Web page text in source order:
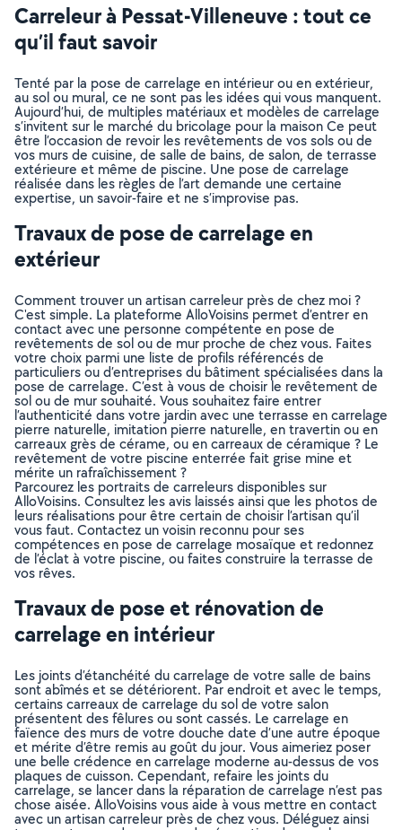
Carreleur à Pessat-Villeneuve : tout ce
qu’il faut savoir
Tenté par la pose de carrelage en intérieur ou en extérieur,
au sol ou mural, ce ne sont pas les idées qui vous manquent.
Aujourd’hui, de multiples matériaux et modèles de carrelage
s’invitent sur le marché du bricolage pour la maison Ce peut
être l’occasion de revoir les revêtements de vos sols ou de
vos murs de cuisine, de salle de bains, de salon, de terrasse
extérieure et même de piscine. Une pose de carrelage
réalisée dans les règles de l’art demande une certaine
expertise, un savoir-faire et ne s’improvise pas.
Travaux de pose de carrelage en
extérieur
Comment trouver un artisan carreleur près de chez moi ?
C'est simple. La plateforme AlloVoisins permet d’entrer en
contact avec une personne compétente en pose de
revêtements de sol ou de mur proche de chez vous. Faites
votre choix parmi une liste de profils référencés de
particuliers ou d’entreprises du bâtiment spécialisées dans la
pose de carrelage. C’est à vous de choisir le revêtement de
sol ou de mur souhaité. Vous souhaitez faire entrer
l’authenticité dans votre jardin avec une terrasse en carrelage
pierre naturelle, imitation pierre naturelle, en travertin ou en
carreaux grès de cérame, ou en carreaux de céramique ? Le
revêtement de votre piscine enterrée fait grise mine et
mérite un rafraîchissement ?
Parcourez les portraits de carreleurs disponibles sur
AlloVoisins. Consultez les avis laissés ainsi que les photos de
leurs réalisations pour être certain de choisir l’artisan qu’il
vous faut. Contactez un voisin reconnu pour ses
compétences en pose de carrelage mosaïque et redonnez
de l’éclat à votre piscine, ou faites construire la terrasse de
vos rêves.
Travaux de pose et rénovation de
carrelage en intérieur
Les joints d’étanchéité du carrelage de votre salle de bains
sont abîmés et se détériorent. Par endroit et avec le temps,
certains carreaux de carrelage du sol de votre salon
présentent des fêlures ou sont cassés. Le carrelage en
faïence des murs de votre douche date d’une autre époque
et mérite d’être remis au goût du jour. Vous aimeriez poser
une belle crédence en carrelage moderne au-dessus de vos
plaques de cuisson. Cependant, refaire les joints du
carrelage, se lancer dans la réparation de carrelage n’est pas
chose aisée. AlloVoisins vous aide à vous mettre en contact
avec un artisan carreleur près de chez vous. Déléguez ainsi